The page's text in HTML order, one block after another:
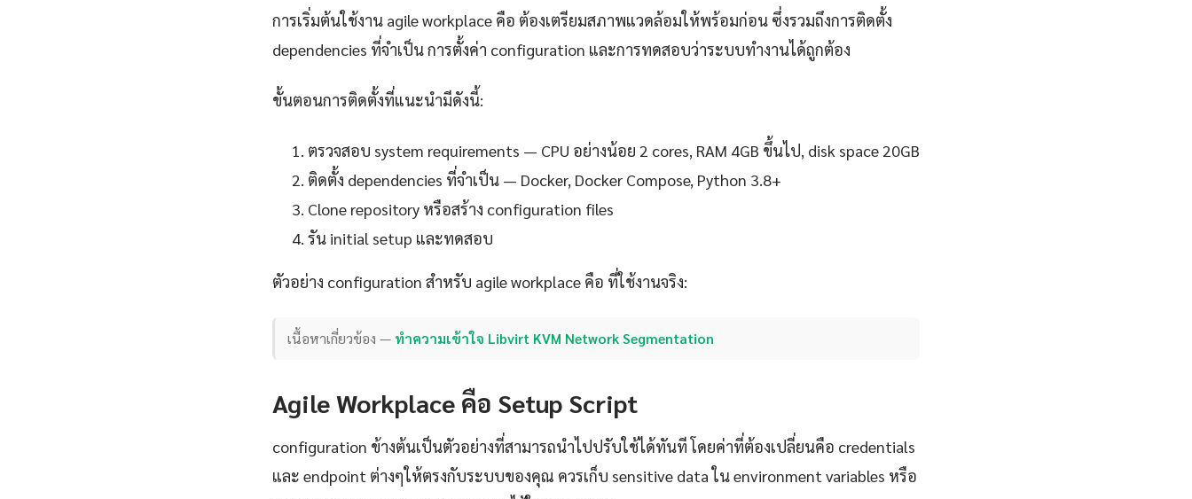
การเริ่มต้นใช้งาน agile workplace คือ ต้องเตรียมสภาพแวดล้อมให้พร้อมก่อน ซึ่งรวมถึงการติดตั้ง
dependencies ที่จำเป็น การตั้งค่า configuration และการทดสอบว่าระบบทำงานได้ถูกต้อง
ขั้นตอนการติดตั้งที่แนะนำมีดังนี้:
ตรวจสอบ system requirements — CPU อย่างน้อย 2 cores, RAM 4GB ขึ้นไป, disk space 20GB
ติดตั้ง dependencies ที่จำเป็น — Docker, Docker Compose, Python 3.8+
Clone repository หรือสร้าง configuration files
รัน initial setup และทดสอบ
ตัวอย่าง configuration สำหรับ agile workplace คือ ที่ใช้งานจริง:
เนื้อหาเกี่ยวข้อง — ทำความเข้าใจ Libvirt KVM Network Segmentation
Agile Workplace คือ Setup Script
configuration ข้างต้นเป็นตัวอย่างที่สามารถนำไปปรับใช้ได้ทันที โดยค่าที่ต้องเปลี่ยนคือ credentials
และ endpoint ต่างๆให้ตรงกับระบบของคุณ ควรเก็บ sensitive data ใน environment variables หรือ